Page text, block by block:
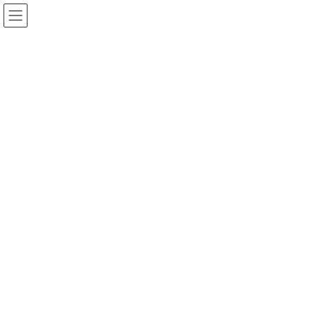
コ
ン
ナ
ビ